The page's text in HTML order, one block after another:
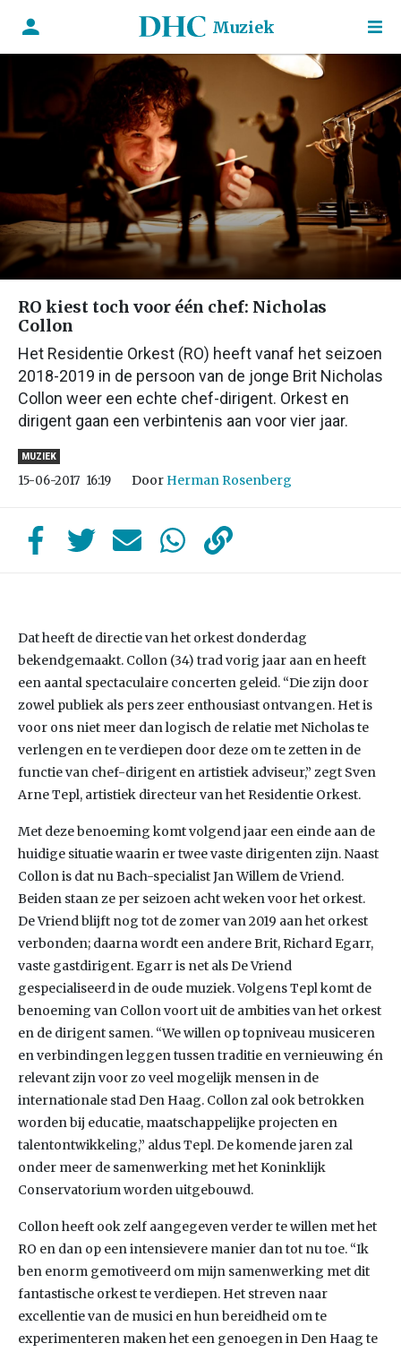
Muziek
RO kiest toch voor één chef: Nicholas
Collon
Het Residentie Orkest (RO) heeft vanaf het seizoen
2018-2019 in de persoon van de jonge Brit Nicholas
Collon weer een echte chef-dirigent. Orkest en
dirigent gaan een verbintenis aan voor vier jaar.
MUZIEK
15-06-2017 16:19 Door Herman Rosenberg
Dat heeft de directie van het orkest donderdag
bekendgemaakt. Collon (34) trad vorig jaar aan en heeft
een aantal spectaculaire concerten geleid. “Die zijn door
zowel publiek als pers zeer enthousiast ontvangen. Het is
voor ons niet meer dan logisch de relatie met Nicholas te
verlengen en te verdiepen door deze om te zetten in de
functie van chef-dirigent en artistiek adviseur,” zegt Sven
Arne Tepl, artistiek directeur van het Residentie Orkest.
Met deze benoeming komt volgend jaar een einde aan de
huidige situatie waarin er twee vaste dirigenten zijn. Naast
Collon is dat nu Bach-specialist Jan Willem de Vriend.
Beiden staan ze per seizoen acht weken voor het orkest.
De Vriend blijft nog tot de zomer van 2019 aan het orkest
verbonden; daarna wordt een andere Brit, Richard Egarr,
vaste gastdirigent. Egarr is net als De Vriend
gespecialiseerd in de oude muziek. Volgens Tepl komt de
benoeming van Collon voort uit de ambities van het orkest
en de dirigent samen. “We willen op topniveau musiceren
en verbindingen leggen tussen traditie en vernieuwing én
relevant zijn voor zo veel mogelijk mensen in de
internationale stad Den Haag. Collon zal ook betrokken
worden bij educatie, maatschappelijke projecten en
talentontwikkeling,” aldus Tepl. De komende jaren zal
onder meer de samenwerking met het Koninklijk
Conservatorium worden uitgebouwd.
Collon heeft ook zelf aangegeven verder te willen met het
RO en dan op een intensievere manier dan tot nu toe. “Ik
ben enorm gemotiveerd om mijn samenwerking met dit
fantastische orkest te verdiepen. Het streven naar
excellentie van de musici en hun bereidheid om te
experimenteren maken het een genoegen in Den Haag te